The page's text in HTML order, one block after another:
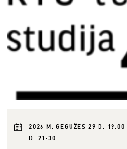
2026 M. GEGUŽĖS 29 D.
D. 21:30